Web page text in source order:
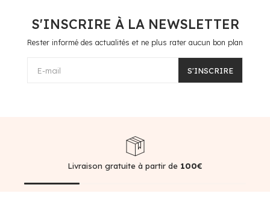
S'INSCRIRE À LA NEWSLETTER
Rester informé des actualités et ne plus rater aucun bon plan
E-mail S'INSCRIRE
Livraison gratuite à partir de 100€